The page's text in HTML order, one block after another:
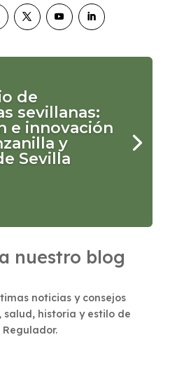
de
sevillanas:
e innovación
y
Sevilla
nuestro blog
noticias y consejos
historia y estilo de